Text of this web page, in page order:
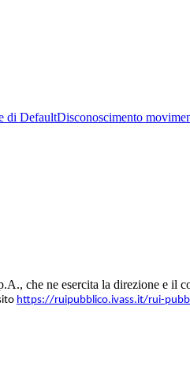
di DefaultDisconoscimento
che ne esercita la direzione e il
https://ruipubblico.ivass.it/rui-